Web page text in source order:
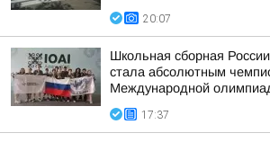
20:07
Школьная сборная
стала абсолютным
Международной
17:37